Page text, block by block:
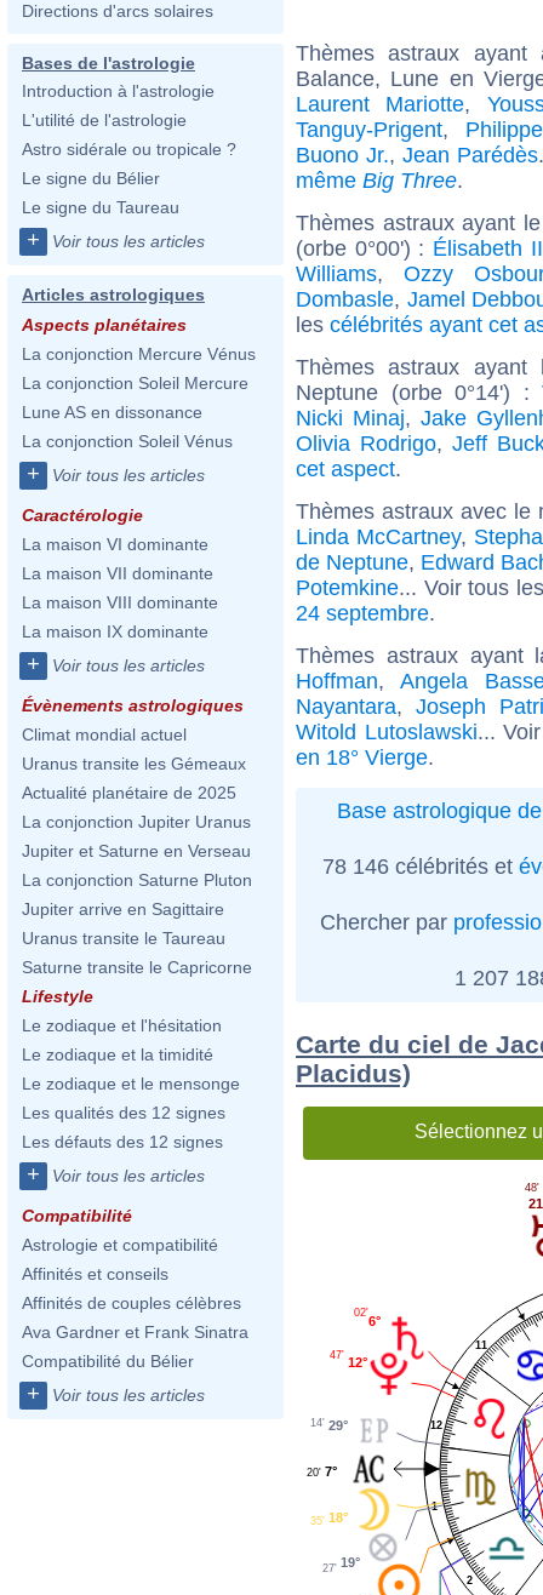
Directions d'arcs solaires
Bases de l'astrologie
Introduction à l'astrologie
L'utilité de l'astrologie
Astro sidérale ou tropicale ?
Le signe du Bélier
Le signe du Taureau
+ Voir tous les articles
Articles astrologiques
Aspects planétaires
La conjonction Mercure Vénus
La conjonction Soleil Mercure
Lune AS en dissonance
La conjonction Soleil Vénus
+ Voir tous les articles
Caractérologie
La maison VI dominante
La maison VII dominante
La maison VIII dominante
La maison IX dominante
+ Voir tous les articles
Évènements astrologiques
Climat mondial actuel
Uranus transite les Gémeaux
Actualité planétaire de 2025
La conjonction Jupiter Uranus
Jupiter et Saturne en Verseau
La conjonction Saturne Pluton
Jupiter arrive en Sagittaire
Uranus transite le Taureau
Saturne transite le Capricorne
Lifestyle
Le zodiaque et l'hésitation
Le zodiaque et la timidité
Le zodiaque et le mensonge
Les qualités des 12 signes
Les défauts des 12 signes
+ Voir tous les articles
Compatibilité
Astrologie et compatibilité
Affinités et conseils
Affinités de couples célèbres
Ava Gardner et Frank Sinatra
Compatibilité du Bélier
+ Voir tous les articles
Thèmes astraux
Balance, Lune en
Laurent Mariotte,
Tanguy-Prigent,
Buono Jr.,Jean Parédès
même Big Three.
Thèmes astraux ayant
(orbe 0°00') : Élisabeth
Williams,Ozzy
Dombasle, Jamel
les célébrités ayant cet
Thèmes astraux ayant
Neptune (orbe 0°14') :
Nicki Minaj, Jake
Olivia Rodrigo, Jeff
cet aspect.
Thèmes astraux avec
Linda McCartney,
de Neptune, Edward
Potemkine... Voir tous
24 septembre.
Thèmes astraux
Hoffman,Angela
Nayantara, Joseph
Witold Lutoslawski...
en 18° Vierge.
Base astrologique
78 146 célébrités et
Chercher par
1 207
Carte du ciel de
Placidus)
Sélectionnez
1
2
11
12
48'
6°
02'
12°
47'
29°
14'
7°
20'
18°
35'
19°
27'